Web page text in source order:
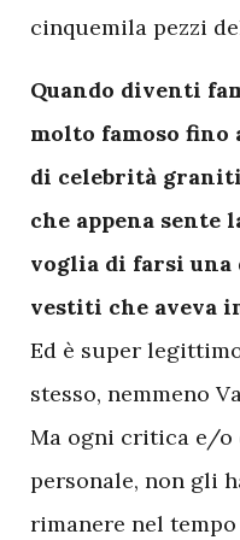
cinquemila pezzi
Quando diventi
molto famoso fino
di celebrità
che appena sente
voglia di farsi una
vestiti che aveva
Ed è super
stesso, nemmeno
Ma ogni critica e/o
personale, non gli
rimanere nel